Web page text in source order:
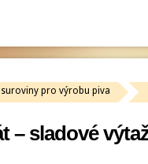
suroviny pro výrobu piva
– sladové